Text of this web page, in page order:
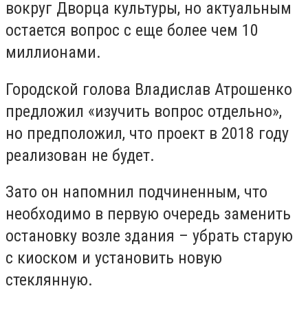
вокруг Дворца культуры, но актуальным
остается вопрос с еще более чем 10
миллионами.
Городской голова Владислав Атрошенко
предложил «изучить вопрос отдельно»,
но предположил, что проект в 2018 году
реализован не будет.
Зато он напомнил подчиненным, что
необходимо в первую очередь заменить
остановку возле здания – убрать старую
с киоском и установить новую
стеклянную.